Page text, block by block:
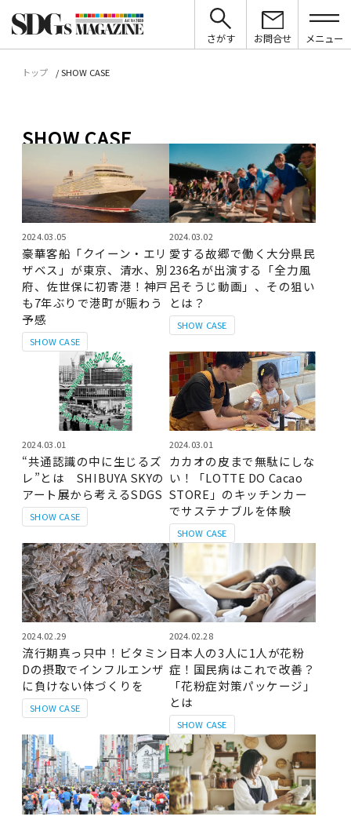
さがす お問合せ メニュー
トップ SHOW CASE
SHOW CASE
SHOW CASE
2024.03.05
豪華客船「クイーン・エリ
ザベス」が東京、清水、別
府、佐世保に初寄港！神戸
も7年ぶりで港町が賑わう
予感
SHOW CASE
2024.03.02
愛する故郷で働く大分県民
236名が出演する「全力風
呂そうじ動画」、その狙い
とは？
SHOW CASE
2024.03.01
“共通認識の中に生じるズ
レ”とは SHIBUYA SKYの
アート展から考えるSDGS
SHOW CASE
2024.03.01
カカオの皮まで無駄にしな
い！「LOTTE DO Cacao
STORE」のキッチンカー
でサステナブルを体験
SHOW CASE
2024.02.29
流行期真っ只中！ビタミン
Dの摂取でインフルエンザ
に負けない体づくりを
SHOW CASE
2024.02.28
日本人の3人に1人が花粉
症！国民病はこれで改善？
「花粉症対策パッケージ」
とは